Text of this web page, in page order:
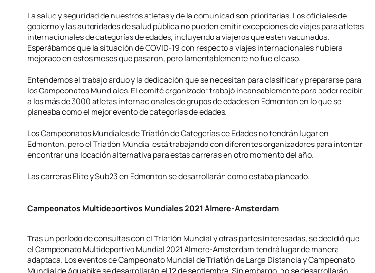
La salud y seguridad de nuestros atletas y de la comunidad son prioritarias. Los oficiales de
gobierno y las autoridades de salud pública no pueden emitir excepciones de viajes para atletas
internacionales de categorías de edades, incluyendo a viajeros que estén vacunados.
Esperábamos que la situación de COVID-19 con respecto a viajes internacionales hubiera
mejorado en estos meses que pasaron, pero lamentablemente no fue el caso.
Entendemos el trabajo arduo y la dedicación que se necesitan para clasificar y prepararse para
los Campeonatos Mundiales. El comité organizador trabajó incansablemente para poder recibir
a los más de 3000 atletas internacionales de grupos de edades en Edmonton en lo que se
planeaba como el mejor evento de categorías de edades.
Los Campeonatos Mundiales de Triatlón de Categorías de Edades no tendrán lugar en
Edmonton, pero el Triatlón Mundial está trabajando con diferentes organizadores para intentar
encontrar una locación alternativa para estas carreras en otro momento del año.
Las carreras Elite y Sub23 en Edmonton se desarrollarán como estaba planeado.
Campeonatos Multideportivos Mundiales 2021 Almere-Amsterdam
Tras un período de consultas con el Triatlón Mundial y otras partes interesadas, se decidió que
el Campeonato Multideportivo Mundial 2021 Almere-Amsterdam tendrá lugar de manera
adaptada. Los eventos de Campeonato Mundial de Triatlón de Larga Distancia y Campeonato
Mundial de Aquabike se desarrollarán el 12 de septiembre. Sin embargo, no se desarrollarán